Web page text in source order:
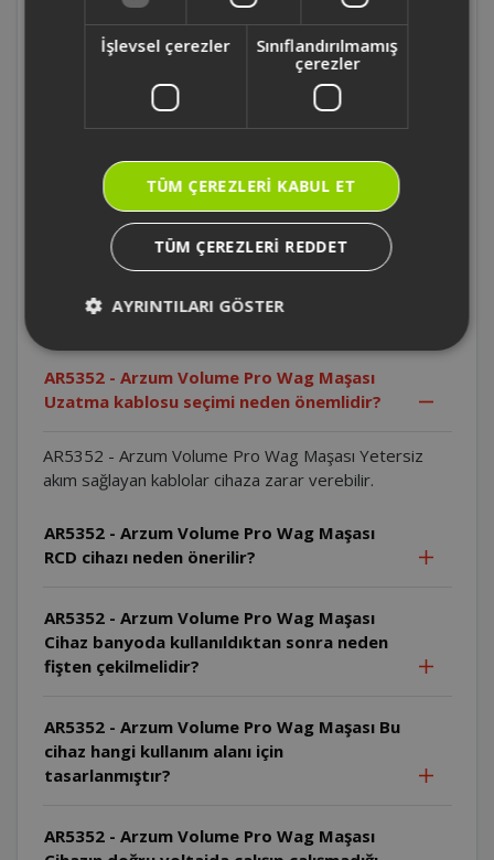
Cihazın plakaları neden temiz tutulmalıdır?
AR5352 - Arzum Volume Pro Wag Maşası
Cihaz sıcakken neden plastik veya ahşap
AR5352 - Arzum Volume Pro Wag Maşası
Cihazın fişi veya kablosu hasarlıysa ne
yapılmalıdır?
Cihaz ıslak elle neden kullanılmamalıdır?
AR5352 - Arzum Volume Pro Wag Maşası
Uzatma kablosu seçimi neden önemlidir?
AR5352 - Arzum Volume Pro Wag Maşası Yetersiz
akım sağlayan kablolar cihaza zarar verebilir.
AR5352 - Arzum Volume Pro Wag Maşası
RCD cihazı neden önerilir?
AR5352 - Arzum Volume Pro Wag Maşası
Cihaz banyoda kullanıldıktan sonra neden
fişten çekilmelidir?
AR5352 - Arzum Volume Pro Wag Maşası Bu
cihaz hangi kullanım alanı için
tasarlanmıştır?
AR5352 - Arzum Volume Pro Wag Maşası
İşlevsel çerezler
Sınıflandırılmamış
çerezler
TÜM ÇEREZLERI KABUL ET
TÜM ÇEREZLERI REDDET
AYRINTILARI GÖSTER